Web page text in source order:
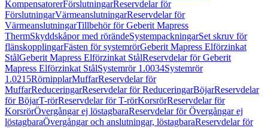
KompensatorerFörslutningarReservdelar för
FörslutningarVärmeanslutningarReservdelar för
VärmeanslutningarTillbehör för Geberit Mapress
ThermSkyddskåpor med rörändeSystempackningarSet skruv för
flänskopplingarFästen för systemrörGeberit Mapress Elförzinkat
StålGeberit Mapress Elförzinkat StålReservdelar för Geberit
Mapress Elförzinkat StålSystemrör 1.0034Systemrör
1.0215RörnipplarMuffarReservdelar för
MuffarReduceringarReservdelar för ReduceringarBöjarReservdelar
för BöjarT-rörReservdelar för T-rörKorsrörReservdelar för
KorsrörÖvergångar ej löstagbaraReservdelar för Övergångar ej
löstagbaraÖvergångar och anslutningar, löstagbaraReservdelar för